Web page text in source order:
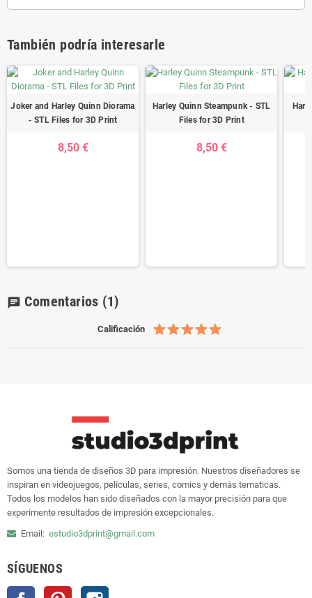
También podría interesarle
Joker and Harley Quinn Diorama
- STL Files for 3D Print
8,50 €
Harley Quinn Steampunk - STL
Files for 3D Print
8,50 €
chat Comentarios (1)
Calificación
Somos una tienda de diseños 3D para impresión. Nuestros diseñadores se
inspiran en videojuegos, películas, series, comics y demás tematicas.
Todos los modelos han sido diseñados con la mayor precisión para que
experimente resultados de impresión excepcionales.
Email: estudio3dprint@gmail.com
SÍGUENOS
Facebook Pinterest